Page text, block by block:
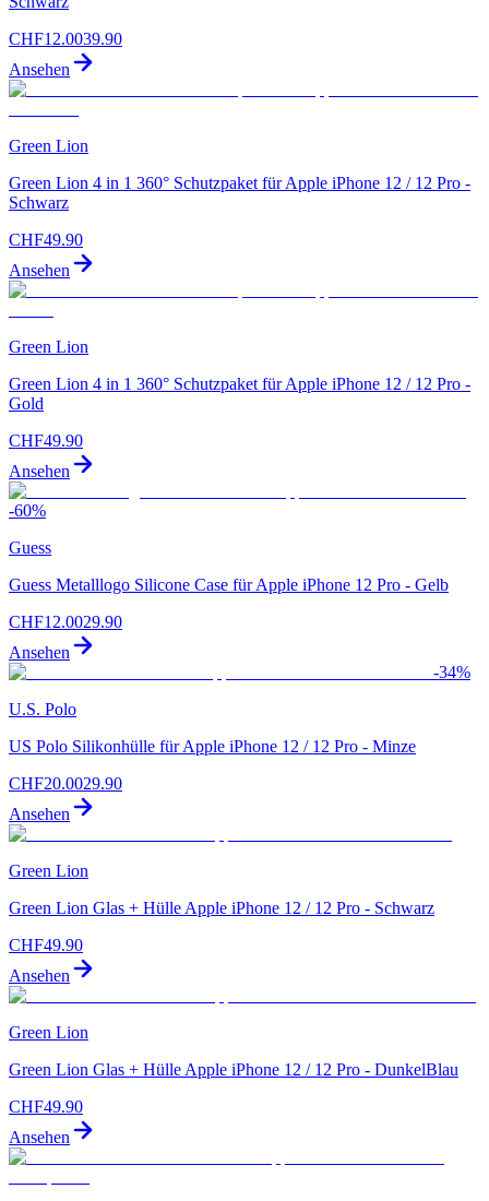
CHF12.0039.90
Ansehen
Green Lion
Green Lion 4 in 1 360° Schutzpaket für Apple iPhone 12 / 12 Pro -
Schwarz
CHF49.90
Ansehen
Green Lion
Green Lion 4 in 1 360° Schutzpaket für Apple iPhone 12 / 12 Pro -
Gold
CHF49.90
Ansehen
-60%
Guess
Guess Metalllogo Silicone Case für Apple iPhone 12 Pro - Gelb
CHF12.0029.90
Ansehen
-34%
U.S. Polo
US Polo Silikonhülle für Apple iPhone 12 / 12 Pro - Minze
CHF20.0029.90
Ansehen
Green Lion
Green Lion Glas + Hülle Apple iPhone 12 / 12 Pro - Schwarz
CHF49.90
Ansehen
Green Lion
Green Lion Glas + Hülle Apple iPhone 12 / 12 Pro - DunkelBlau
CHF49.90
Ansehen